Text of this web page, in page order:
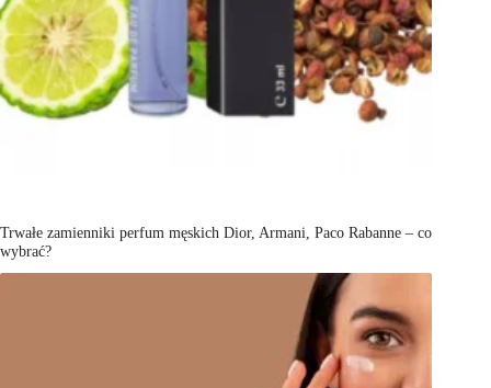
Trwałe zamienniki perfum męskich Dior, Armani, Paco Rabanne – co
wybrać?